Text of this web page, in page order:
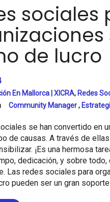
sociales
de lucro
En Mallorca | XICRA, Redes
Community Manager,
se han convertido en
de causas. A través de
¡Es una hermosa
dedicación, y sobre todo,
Las redes sociales para
pueden ser un gran